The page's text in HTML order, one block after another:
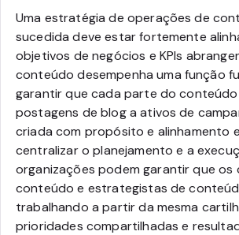
Uma estratégia de operações de
sucedida deve estar fortemente
objetivos de negócios e KPIs
conteúdo desempenha uma função
garantir que cada parte do
postagens de blog a ativos de
criada com propósito e alinhamento
centralizar o planejamento e a
organizações podem garantir que os
conteúdo e estrategistas de
trabalhando a partir da mesma
prioridades compartilhadas e